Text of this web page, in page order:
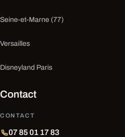
Seine-et-Marne (77)
Versailles
Disneyland Paris
Contact
CONTACT
07 85 01 17 83